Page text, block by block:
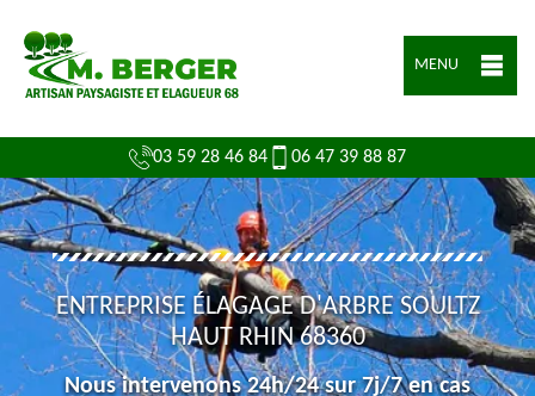
MENU
03 59 28 46 84 06 47 39 88 87
ENTREPRISE ÉLAGAGE D'ARBRE SOULTZ
HAUT RHIN 68360
Nous intervenons 24h/24 sur 7j/7 en cas